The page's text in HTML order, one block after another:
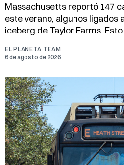
Massachusetts reportó 147
este verano, algunos ligados
iceberg de Taylor Farms.
EL PLANETA TEAM
6 de agosto de 2026